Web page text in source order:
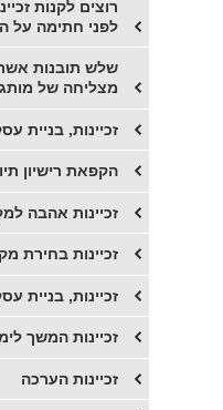
רוצים לקנות
לפני חתימה על
שלש תובנות אשר
מצליחה של
זכיינות, בניית
הקפאת רישיון
זכיינות אהבה
זכיינות בחירת
זכיינות, בניית
זכיינות המשך
זכיינות הערכה